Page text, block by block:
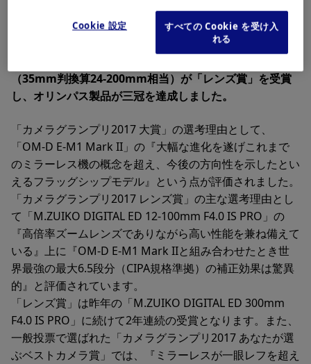
て、「大賞」および「あなたが選ぶベストカメラ賞」をダ
ブル受賞しました。また、「マイクロフォーサーズ規格」
に準拠したプロユースの高性能高倍率ズームレンズ
（35mm判換算24-200mm相当）が「レンズ賞」を受賞
し、オリンパス製品が三冠を達成しました。
「カメラグランプリ2017 大賞」の選考理由として、
「OM-D E-M1 Mark II」の『大幅な進化を遂げこれまで
のミラーレス機の概念を超え、今後の方向性を示したとい
えるフラッグシップモデル』という点が評価されました。
「カメラグランプリ2017 レンズ賞」の主な選考理由とし
て「M.ZUIKO DIGITAL ED 12-100mm F4.0 IS PRO」の
『高倍率ズームレンズでありながら高い性能を兼ね備えて
いる』上に『OM-D E-M1 Mark IIと組み合わせたとき世
界最強の最大6.5段分（CIPA規格準拠）の補正効果は驚異
的』と評価されています。
「レンズ賞」は昨年の「M.ZUIKO DIGITAL ED 300mm
F4.0 IS PRO」に続けて2年連続の受賞となります。また、
一般投票で選ばれた「カメラグランプリ2017 あなたが選
ぶベストカメラ賞」では、『ミラーレスが一眼レフを超え
Cookie 設定
すべての Cookie を受け入
れる